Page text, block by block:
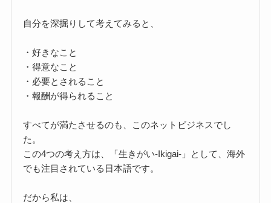
自分を深掘りして考えてみると、
・好きなこと
・得意なこと
・必要とされること
・報酬が得られること
すべてが満たさせるのも、このネットビジネスでし
た。
この4つの考え方は、「生きがい-Ikigai-」として、海外
でも注目されている日本語です。
だから私は、